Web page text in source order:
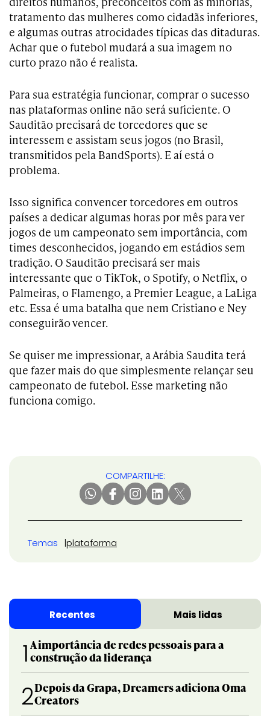
tratamento das mulheres como cidadãs inferiores,
e algumas outras atrocidades típicas das ditaduras.
Achar que o futebol mudará a sua imagem no
curto prazo não é realista.
Para sua estratégia funcionar, comprar o sucesso
nas plataformas online não será suficiente. O
Sauditão precisará de torcedores que se
interessem e assistam seus jogos (no Brasil,
transmitidos pela BandSports). E aí está o
problema.
Isso significa convencer torcedores em outros
países a dedicar algumas horas por mês para ver
jogos de um campeonato sem importância, com
times desconhecidos, jogando em estádios sem
tradição. O Sauditão precisará ser mais
interessante que o TikTok, o Spotify, o Netflix, o
Palmeiras, o Flamengo, a Premier League, a LaLiga
etc. Essa é uma batalha que nem Cristiano e Ney
conseguirão vencer.
Se quiser me impressionar, a Arábia Saudita terá
que fazer mais do que simplesmente relançar seu
campeonato de futebol. Esse marketing não
funciona comigo.
COMPARTILHE:
Temas plataforma
Recentes Mais lidas
1 A importância de redes pessoais para a
construção da liderança
2Depois da Grapa, Dreamers adiciona Oma
Creators